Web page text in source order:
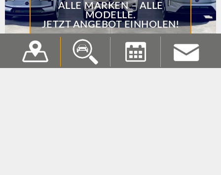
ALLE MARKEN – ALLE
MODELLE.
JETZT ANGEBOT EINHOLEN!